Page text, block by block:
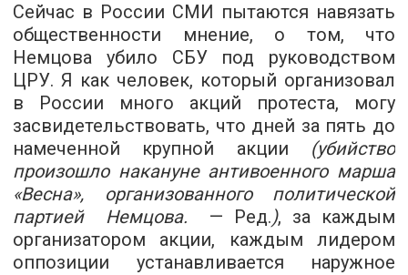
Сейчас в России СМИ пытаются навязать
общественности мнение, о том, что
Немцова убило СБУ под руководством
ЦРУ. Я как человек, который организовал
в России много акций протеста, могу
засвидетельствовать, что дней за пять до
намеченной крупной акции (убийство
произошло накануне антивоенного марша
«Весна», организованного политической
партией Немцова.
— Ред.), за каждым
организатором акции, каждым лидером
оппозиции устанавливается наружное